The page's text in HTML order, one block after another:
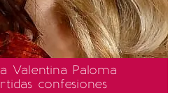
Valentina Paloma
confesiones